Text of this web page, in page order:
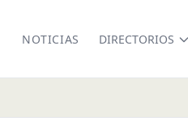
NOTICIAS DIRECTORIOS